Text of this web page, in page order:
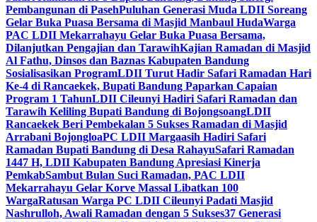
Pembangunan di PasehPuluhan Generasi Muda LDII Soreang
Gelar Buka Puasa Bersama di Masjid Manbaul HudaWarga
PAC LDII Mekarrahayu Gelar Buka Puasa Bersama,
Dilanjutkan Pengajian dan TarawihKajian Ramadan di Masjid
Al Fathu, Dinsos dan Baznas Kabupaten Bandung
Sosialisasikan ProgramLDII Turut Hadir Safari Ramadan Hari
Ke-4 di Rancaekek, Bupati Bandung Paparkan Capaian
Program 1 TahunLDII Cileunyi Hadiri Safari Ramadan dan
Tarawih Keliling Bupati Bandung di BojongsoangLDII
Rancaekek Beri Pembekalan 5 Sukses Ramadan di Masjid
Arrabani BojongloaPC LDII Margaasih Hadiri Safari
Ramadan Bupati Bandung di Desa RahayuSafari Ramadan
1447 H, LDII Kabupaten Bandung Apresiasi Kinerja
PemkabSambut Bulan Suci Ramadan, PAC LDII
Mekarrahayu Gelar Korve Massal Libatkan 100
WargaRatusan Warga PC LDII Cileunyi Padati Masjid
Nashrulloh, Awali Ramadan dengan 5 Sukses37 Generasi